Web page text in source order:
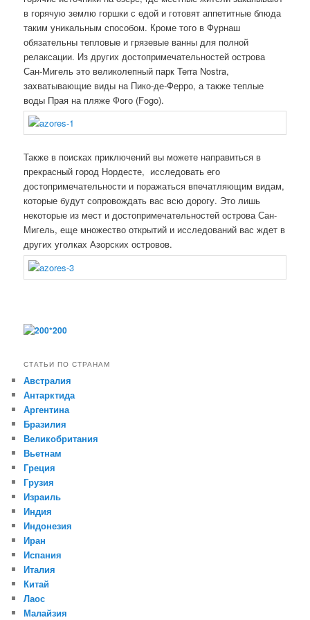
в горячую землю горшки с едой и готовят аппетитные блюда
таким уникальным способом. Кроме того в Фурнаш
обязательны тепловые и грязевые ванны для полной
релаксации. Из других достопримечательностей острова
Сан-Мигель это великолепный парк Terra Nostra,
захватывающие виды на Пико-де-Ферро, а также теплые
воды Прая на пляже Фого (Fogo).
Также в поисках приключений вы можете направиться в
прекрасный город Нордесте, исследовать его
достопримечательности и поражаться впечатляющим видам,
которые будут сопровождать вас всю дорогу. Это лишь
некоторые из мест и достопримечательностей острова Сан-
Мигель, еще множество открытий и исследований вас ждет в
других уголках Азорских островов.
СТАТЬИ ПО СТРАНАМ
Австралия
Антарктида
Аргентина
Бразилия
Великобритания
Вьетнам
Греция
Грузия
Израиль
Индия
Индонезия
Иран
Испания
Италия
Китай
Лаос
Малайзия